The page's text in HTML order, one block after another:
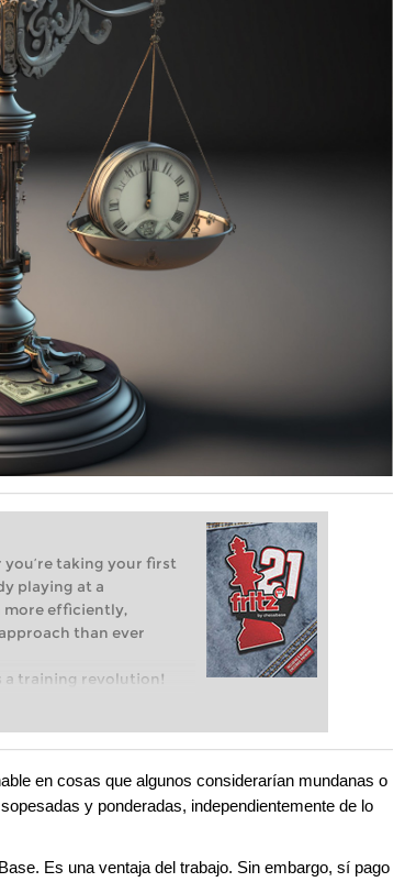
you’re taking your first
playing at a
more efficiently,
than ever
a training revolution!
world of club chess,
personalised
en cosas que algunos considerarían mundanas o
y ponderadas, independientemente de lo
Es una ventaja del trabajo. Sin embargo, sí pago